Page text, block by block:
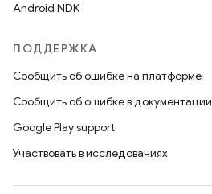
Android NDK
ПОДДЕРЖКА
Сообщить об ошибке на платформе
Сообщить об ошибке в документации
Google Play support
Участвовать в исследованиях